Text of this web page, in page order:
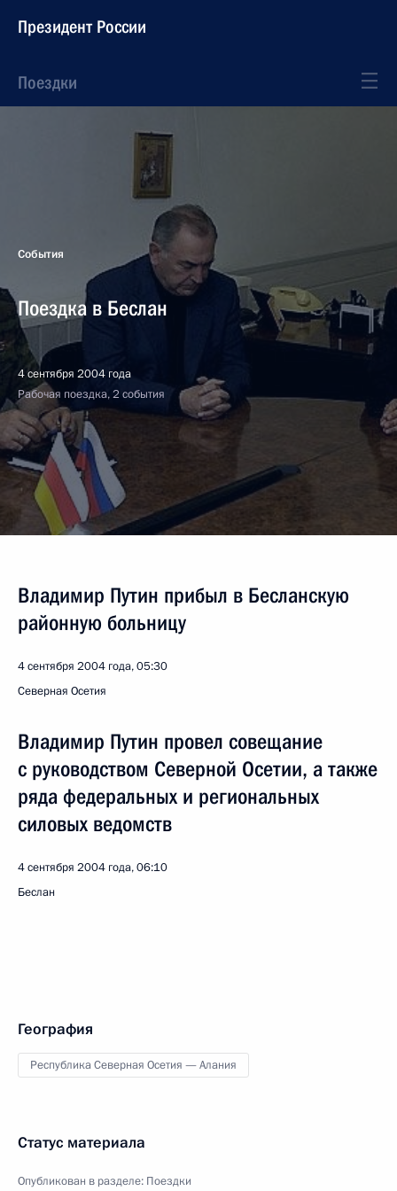
Президент России
Поездки
События
Поездка в Беслан
4 сентября 2004 года
Рабочая поездка, 2 события
Владимир Путин прибыл в Бесланскую
районную больницу
4 сентября 2004 года, 05:30
Северная Осетия
Владимир Путин провел совещание
с руководством Северной Осетии, а также
ряда федеральных и региональных
силовых ведомств
4 сентября 2004 года, 06:10
Беслан
География
Республика Северная Осетия — Алания
Статус материала
Опубликован в разделе: Поездки